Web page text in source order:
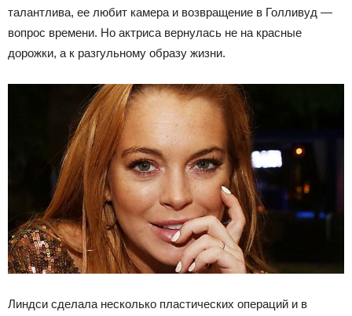
талантлива, ее любит камера и возвращение в Голливуд —
вопрос времени. Но актриса вернулась не на красные
дорожки, а к разгульному образу жизни.
Линдси сделала несколько пластических операций и в